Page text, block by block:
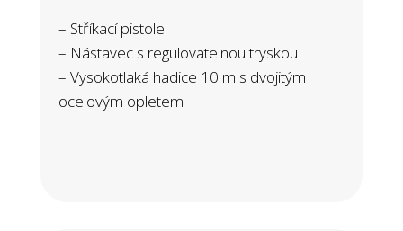
– Stříkací pistole
– Nástavec s regulovatelnou tryskou
– Vysokotlaká hadice 10 m s dvojitým
ocelovým opletem